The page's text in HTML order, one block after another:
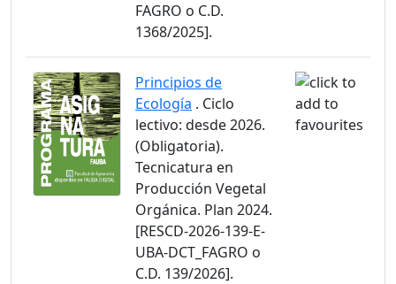
FAGRO o C.D.
1368/2025].
Principios de
Ecología . Ciclo
lectivo: desde 2026.
(Obligatoria).
Tecnicatura en
Producción Vegetal
Orgánica. Plan 2024.
[RESCD-2026-139-E-
UBA-DCT_FAGRO o
C.D. 139/2026].